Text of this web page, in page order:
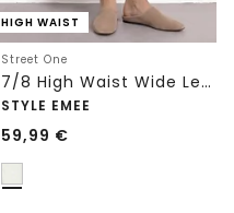
HIGH WAIST
Street One
7/8 High Waist Wide Leg Jeans im Loose Fit
STYLE EMEE
59,99 €